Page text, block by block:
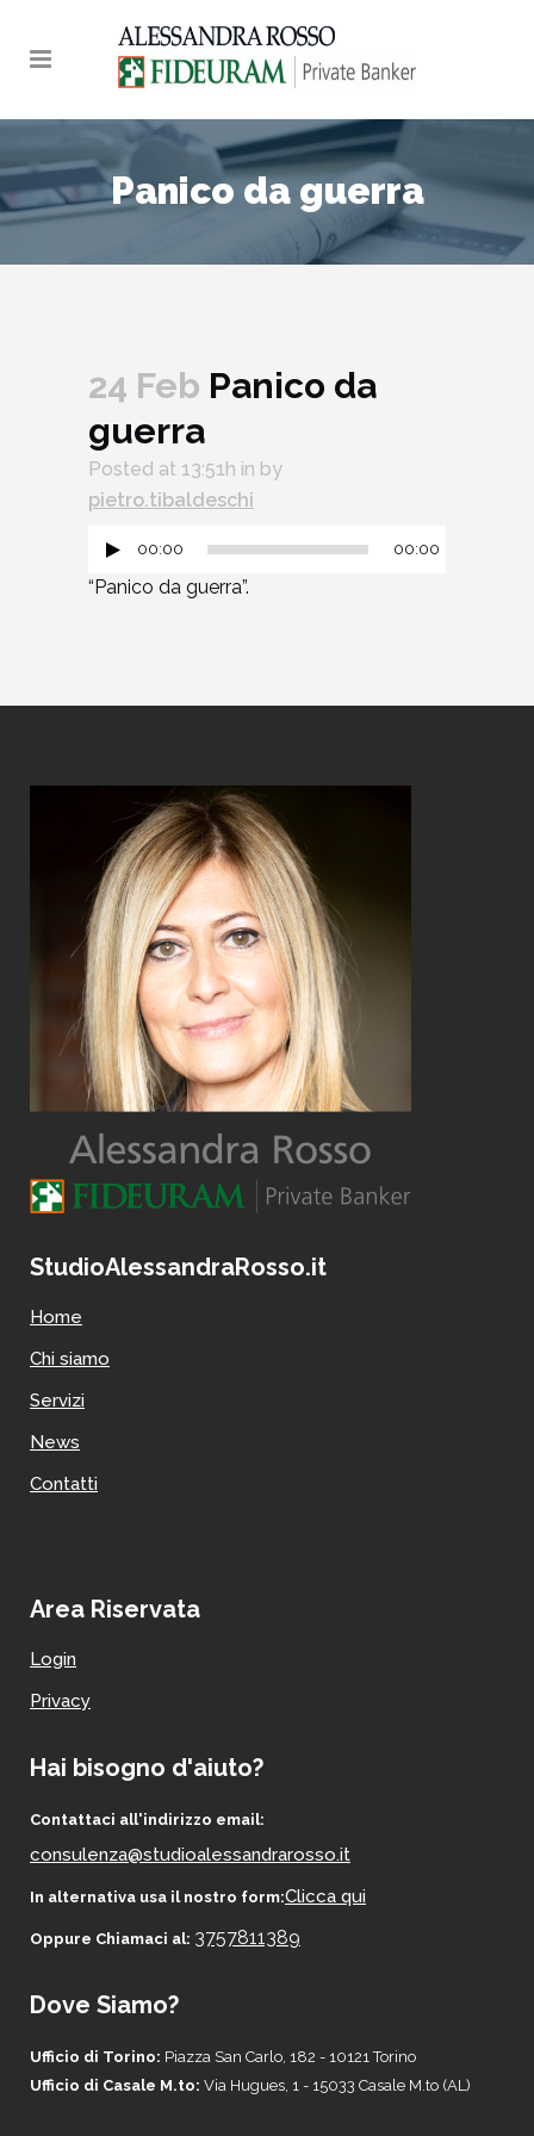
Panico da guerra
24 Feb Panico da
guerra
Posted at 13:51h in by
pietro.tibaldeschi
00:00 00:00
“Panico da guerra”.
StudioAlessandraRosso.it
Home
Chi siamo
Servizi
News
Contatti
Area Riservata
Login
Privacy
Hai bisogno d'aiuto?
Contattaci all'indirizzo email:
consulenza@studioalessandrarosso.it
In alternativa usa il nostro form:Clicca qui
Oppure Chiamaci al: 3757811389
Dove Siamo?
Ufficio di Torino: Piazza San Carlo, 182 - 10121 Torino
Ufficio di Casale M.to: Via Hugues, 1 - 15033 Casale M.to (AL)